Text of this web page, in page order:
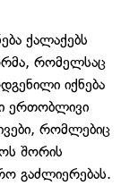
ქალაქებს
რომელსაც
იქნება
ერთობლივი
რომლებიც
შორის
გაძლიერებას.